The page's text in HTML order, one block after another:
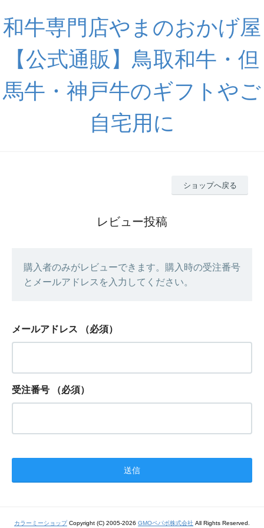
和牛専門店やまのおかげ屋
【公式通販】鳥取和牛・但
馬牛・神戸牛のギフトやご
自宅用に
ショップへ戻る
レビュー投稿
購入者のみがレビューできます。購入時の受注番号
とメールアドレスを入力してください。
メールアドレス （必須）
受注番号 （必須）
カラーミーショップCopyright (C) 2005-2026 GMOペパボ株式会社 All Rights Reserved.